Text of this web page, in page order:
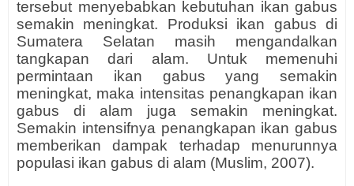
tersebut menyebabkan kebutuhan ikan gabus
semakin meningkat. Produksi ikan gabus di
Sumatera Selatan masih mengandalkan
tangkapan dari alam. Untuk memenuhi
permintaan ikan gabus yang semakin
meningkat, maka intensitas penangkapan ikan
gabus di alam juga semakin meningkat.
Semakin intensifnya penangkapan ikan gabus
memberikan dampak terhadap menurunnya
populasi ikan gabus di alam (Muslim, 2007).